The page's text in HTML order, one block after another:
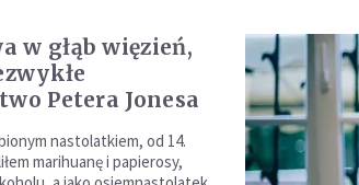
w głąb więzień,
Petera Jonesa
nastolatkiem, od 14.
marihuanę i papierosy,